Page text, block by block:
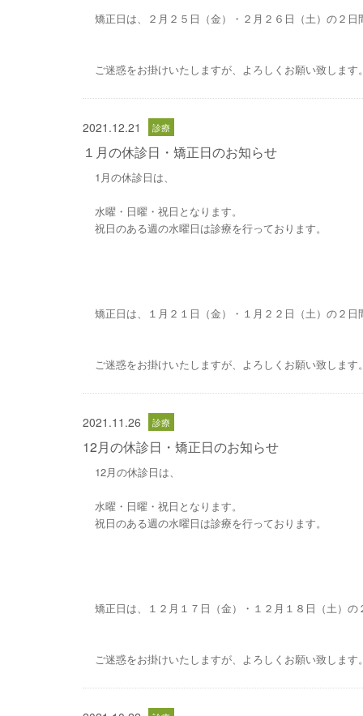
矯正日は、２月２５日（金）・２月２６日（土）の２日
ご迷惑をお掛けいたしますが、よろしくお願い致します。
2021.12.21
１月の休診日・矯正日のお知らせ
1月の休診日は、
水曜・日曜・祝日となります。
祝日のある週の水曜日は診療を行っております。
矯正日は、１月２１日（金）・１月２２日（土）の２日
ご迷惑をお掛けいたしますが、よろしくお願い致します。
2021.11.26
12月の休診日・矯正日のお知らせ
12月の休診日は、
水曜・日曜・祝日となります。
祝日のある週の水曜日は診療を行っております。
矯正日は、１２月１７日（金）・１２月１８日（土）の
ご迷惑をお掛けいたしますが、よろしくお願い致します。